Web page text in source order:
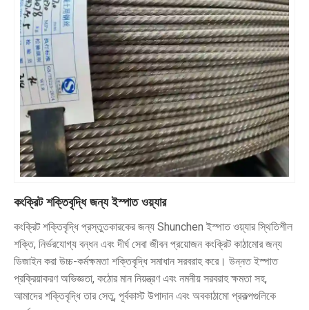
কংক্রিট শক্তিবৃদ্ধি জন্য ইস্পাত ওয়্যার
কংক্রিট শক্তিবৃদ্ধি প্রস্তুতকারকের জন্য Shunchen ইস্পাত ওয়্যার স্থিতিশীল
শক্তি, নির্ভরযোগ্য বন্ধন এবং দীর্ঘ সেবা জীবন প্রয়োজন কংক্রিট কাঠামোর জন্য
ডিজাইন করা উচ্চ-কর্মক্ষমতা শক্তিবৃদ্ধি সমাধান সরবরাহ করে। উন্নত ইস্পাত
প্রক্রিয়াকরণ অভিজ্ঞতা, কঠোর মান নিয়ন্ত্রণ এবং নমনীয় সরবরাহ ক্ষমতা সহ,
আমাদের শক্তিবৃদ্ধি তার সেতু, পূর্বকাস্ট উপাদান এবং অবকাঠামো প্রকল্পগুলিকে